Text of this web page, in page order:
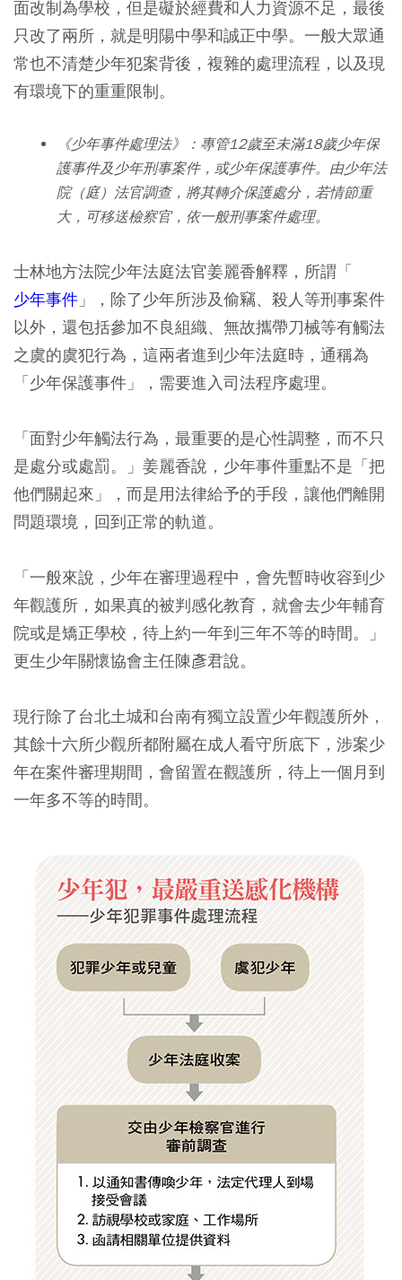
面改制為學校，但是礙於經費和人力資源不足，最後
只改了兩所，就是明陽中學和誠正中學。一般大眾通
常也不清楚少年犯案背後，複雜的處理流程，以及現
有環境下的重重限制。
《少年事件處理法》：專管12歲至未滿18歲少年保
護事件及少年刑事案件，或少年保護事件。由少年法
院（庭）法官調查，將其轉介保護處分，若情節重
大，可移送檢察官，依一般刑事案件處理。
士林地方法院少年法庭法官姜麗香解釋，所謂「
少年事件 」，除了少年所涉及偷竊、殺人等刑事案件
以外，還包括參加不良組織、無故攜帶刀械等有觸法
之虞的虞犯行為，這兩者進到少年法庭時，通稱為
「少年保護事件」，需要進入司法程序處理。
「面對少年觸法行為，最重要的是心性調整，而不只
是處分或處罰。」姜麗香說，少年事件重點不是「把
他們關起來」，而是用法律給予的手段，讓他們離開
問題環境，回到正常的軌道。
「一般來說，少年在審理過程中，會先暫時收容到少
年觀護所，如果真的被判感化教育，就會去少年輔育
院或是矯正學校，待上約一年到三年不等的時間。」
更生少年關懷協會主任陳彥君說。
現行除了台北土城和台南有獨立設置少年觀護所外，
其餘十六所少觀所都附屬在成人看守所底下，涉案少
年在案件審理期間，會留置在觀護所，待上一個月到
一年多不等的時間。